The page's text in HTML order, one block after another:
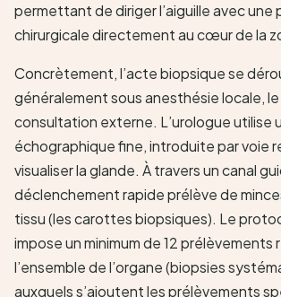
permettant de diriger l’aiguille avec une
chirurgicale directement au cœur de la
Concrètement, l’acte biopsique se
généralement sous anesthésie locale,
consultation externe. L’urologue utilise
échographique fine, introduite par voie
visualiser la glande. À travers un canal
déclenchement rapide prélève de
tissu (les carottes biopsiques). Le
impose un minimum de 12 prélèvements
l’ensemble de l’organe (biopsies
auxquels s’ajoutent les prélèvements